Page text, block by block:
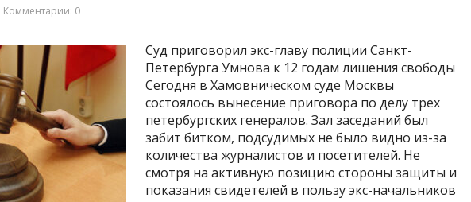
Комментарии: 0
Суд приговорил экс-главу полиции Санкт-
Петербурга Умнова к 12 годам лишения свободы
Сегодня в Хамовническом суде Москвы
состоялось вынесение приговора по делу трех
петербургских генералов. Зал заседаний был
забит битком, подсудимых не было видно из-за
количества журналистов и посетителей. Не
смотря на активную позицию стороны защиты и
показания свидетелей в пользу экс-начальников